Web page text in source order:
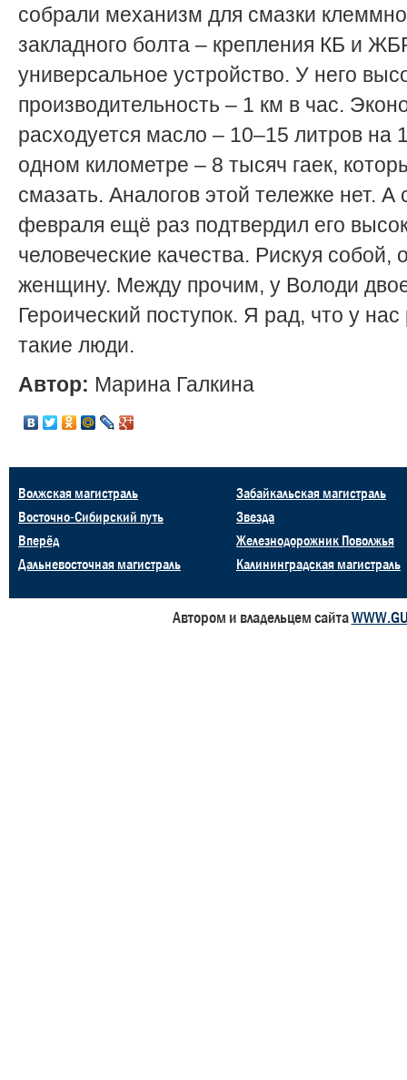
собрали механизм для смазки
закладного болта – крепления КБ и
универсальное устройство. У него
производительность – 1 км в час.
расходуется масло – 10–15 литров на
одном километре – 8 тысяч гаек,
смазать. Аналогов этой тележке нет. А
февраля ещё раз подтвердил его
человеческие качества. Рискуя собой,
женщину. Между прочим, у Володи
Героический поступок. Я рад, что у
такие люди.
Автор: Марина Галкина
Волжская магистраль
Восточно-Сибирский путь
Вперёд
Дальневосточная магистраль
Забайкальская магистраль
Звезда
Железнодорожник Поволжья
Калининградская магистраль
Автором и владельцем сайта